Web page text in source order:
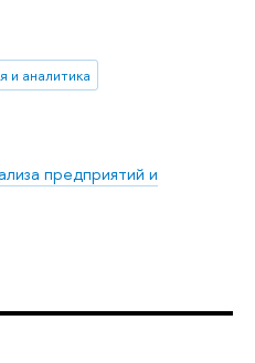
и аналитика
предприятий и